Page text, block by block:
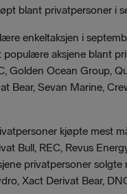
blant privatpersoner i
enkeltaksjen i
populære aksjene blant
Golden Ocean Group,
Bear, Sevan Marine,
kjøpte mest
Bull, REC, Revus
privatpersoner solgte
Xact Derivat Bear,